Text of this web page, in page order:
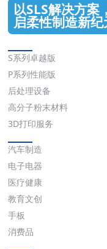
以SLS解决方案
启柔性制造新纪
S系列卓越版
P系列性能版
后处理设备
高分子粉末材料
3D打印服务
汽车制造
电子电器
医疗健康
教育文创
手板
消费品